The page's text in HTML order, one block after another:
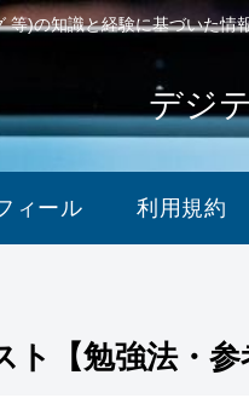
)の知識と経験に基づいた
デジ
ィール 利用規約
【勉強法・参